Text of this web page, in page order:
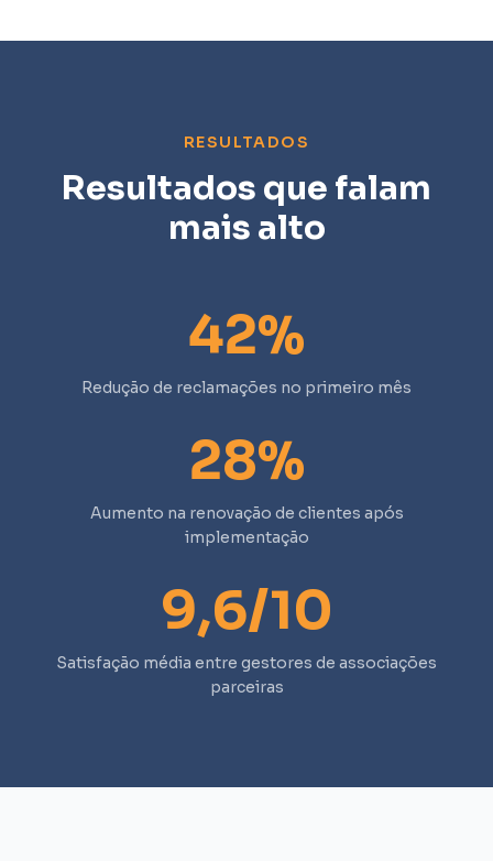
RESULTADOS
Resultados que falam
mais alto
42%
Redução de reclamações no primeiro mês
28%
Aumento na renovação de clientes após
implementação
9,6/10
Satisfação média entre gestores de associações
parceiras